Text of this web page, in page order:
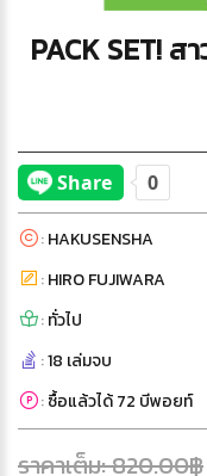
PACK SET!
:HAKUSENSHA
:HIRO FUJIWARA
:ทั่วไป
:18 เล่มจบ
:ซื้อแล้วได้ 72 บีพอยท์
ราคาเต็ม: 820.00฿